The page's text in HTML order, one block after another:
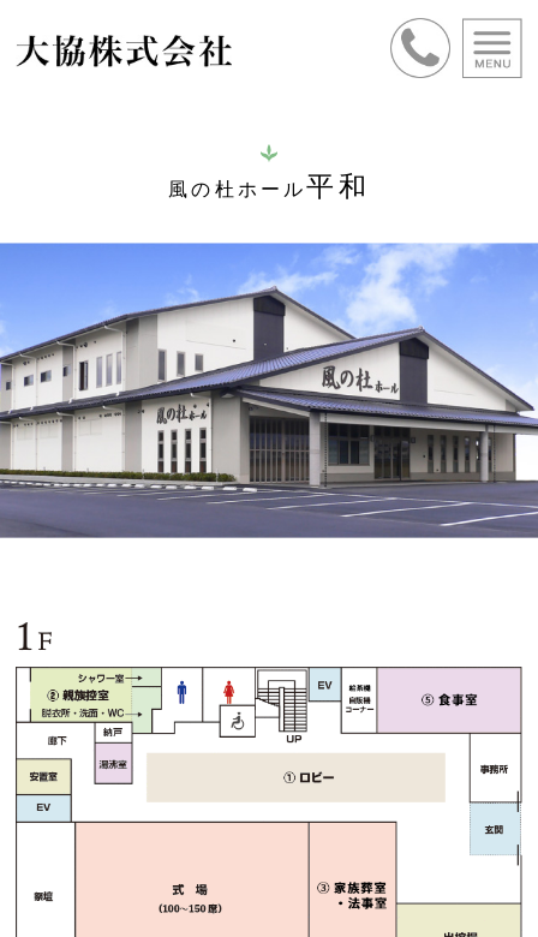
風の杜ホール平和